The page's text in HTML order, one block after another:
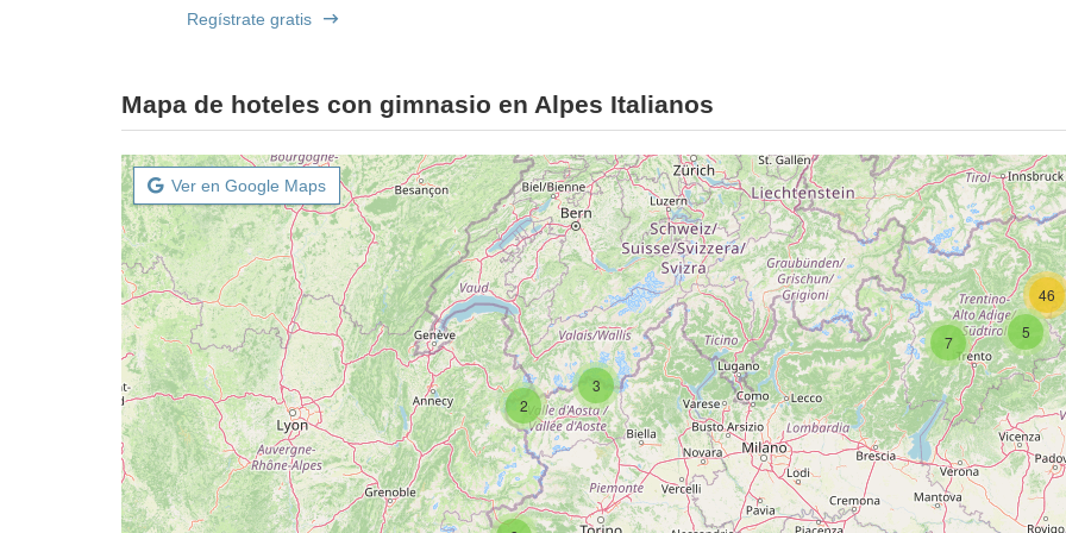
Regístrate gratis
Mapa de hoteles con gimnasio en Alpes Italianos
Ver en Google Maps
3
2
7
5
46